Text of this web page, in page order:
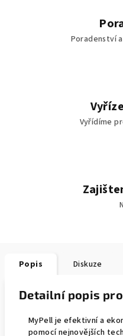
Poradenství
Vyřídíme
Popis Diskuze
Detailní popis
MyPell je efektivní a
pomocí nejnovějších